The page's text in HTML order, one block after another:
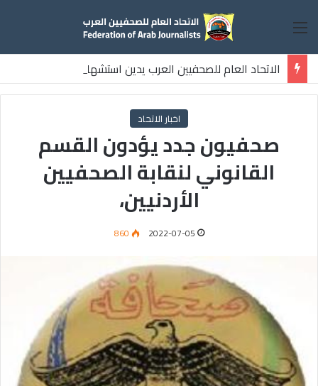
القائمة
الاتحاد العام للصحفيين العرب يدين استشهاد
ثلاثة صحفيين فلسطينيين باستهداف إسرائيلي وسط قطاع غزة
اخبار الاتحاد
صحفيون جدد يؤدون القسم
القانوني لنقابة الصحفيين
الأردنيين،
2022-07-05
860